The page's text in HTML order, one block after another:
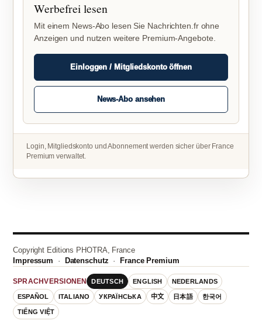
Werbefrei lesen
Mit einem News-Abo lesen Sie Nachrichten.fr ohne
Anzeigen und nutzen weitere Premium-Angebote.
Einloggen / Mitgliedskonto öffnen
News-Abo ansehen
Login, Mitgliedskonto und Abonnement werden sicher über France
Premium verwaltet.
Copyright Editions PHOTRA, France
Impressum · Datenschutz · France Premium
SPRACHVERSIONEN DEUTSCH ENGLISH NEDERLANDS
ESPAÑOL ITALIANO УКРАЇНСЬКА 中文 日本語 한국어
TIẾNG VIỆT